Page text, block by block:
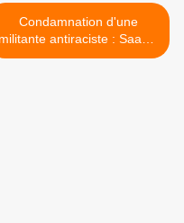
Condamnation d'une
militante antiraciste : Saadia
Mosbah, symbole d’une